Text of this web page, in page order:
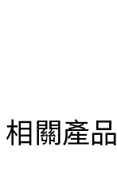
相關產品